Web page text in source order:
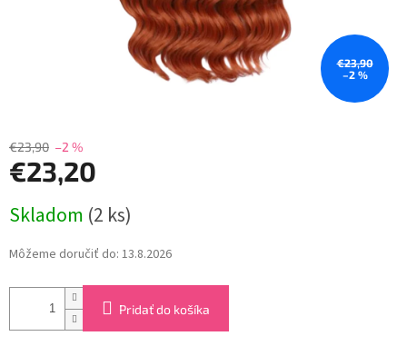
€23,90
–2 %
€23,90 –2 %
€23,20
cena:
Skladom (2 ks)
Môžeme doručiť do: 13.8.2026
Pridať do košíka